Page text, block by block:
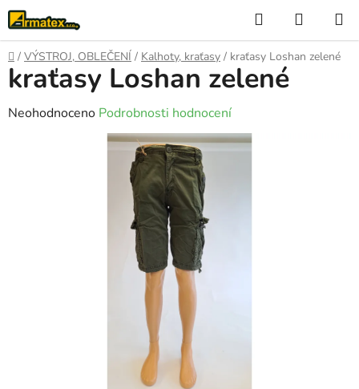
Přejít
na
obsah
Hledat
KOŠÍK
Domů
/ VÝSTROJ, OBLEČENÍ / Kalhoty, kraťasy / kraťasy Loshan zelené
kraťasy Loshan zelené
Průměrné
Neohodnoceno Podrobnosti hodnocení